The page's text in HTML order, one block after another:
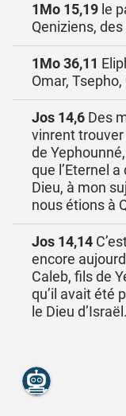
1Mo 15,19 le
Qeniziens,
1Mo 36,11
Omar,
Jos 14,6 Des
vinrent trouver
de
que l’Eternel
Dieu, à mon
nous étions à
Jos 14,14
encore
Caleb, fils de
qu’il avait été
le Dieu d’Israël.